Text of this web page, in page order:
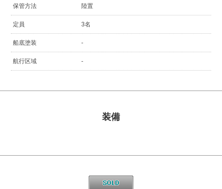
保管方法 陸置
定員 3名
船底塗装 -
航行区域 -
装備